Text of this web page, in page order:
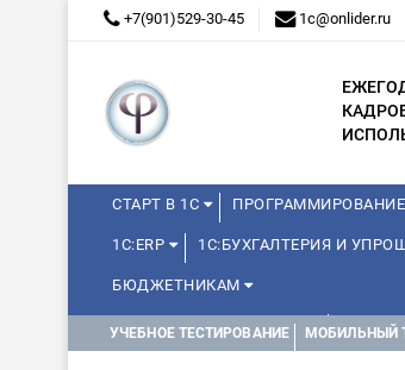
+7(901)529-30-45 1c@onlider.ru
СТАРТ В 1С ПРОГРАММИРОВАНИЕ
1С:ERP 1С:БУХГАЛТЕРИЯ И
БЮДЖЕТНИКАМ
КУРСЫ ДЛЯ ШКОЛЬНИКОВ
УЧЕБНОЕ ТЕСТИРОВАНИЕ МОБИЛЬНЫЙ